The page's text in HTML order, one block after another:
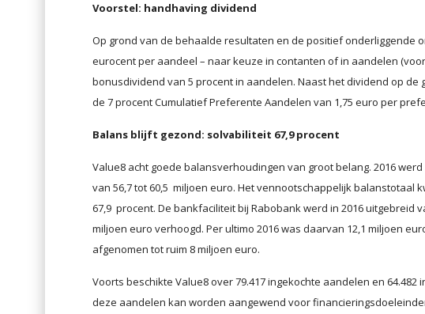
Voorstel: handhaving dividend
Op grond van de behaalde resultaten en de positief onderliggende
eurocent per aandeel – naar keuze in contanten of in aandelen
bonusdividend van 5 procent in aandelen. Naast het dividend op
de 7 procent Cumulatief Preferente Aandelen van 1,75 euro per
Balans blijft gezond: solvabiliteit 67,9 procent
Value8 acht goede balansverhoudingen van groot belang. 2016
van 56,7 tot 60,5 miljoen euro. Het vennootschappelijk balanstotaal
67,9 procent. De bankfaciliteit bij Rabobank werd in 2016 uitgebreid
miljoen euro verhoogd. Per ultimo 2016 was daarvan 12,1 miljoen
afgenomen tot ruim 8 miljoen euro.
Voorts beschikte Value8 over 79.417 ingekochte aandelen en
deze aandelen kan worden aangewend voor